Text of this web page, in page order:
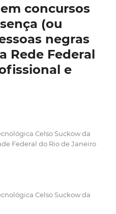
concursos
(ou
negras
Rede Federal
e
Celso Suckow da
Federal do Rio de Janeiro
Celso Suckow da